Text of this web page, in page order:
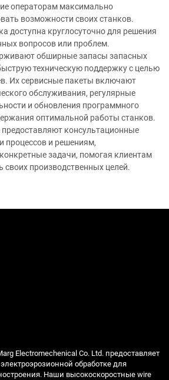
операторам максимально
возможности своих станков.
доступна круглосуточно для решения
вопросов или проблем.
обширные запасы запасных
техническую поддержку с целью
Их сервисные пакеты включают
обслуживания, регулярные
и обновления программного
оптимальной работы станков.
консультационные
процессов и решениям,
задачи, помогая клиентам
своих производственных целей.
Electromechenical Co. Ltd. предоставляет
обработке для
Наши высокоскоростные wire